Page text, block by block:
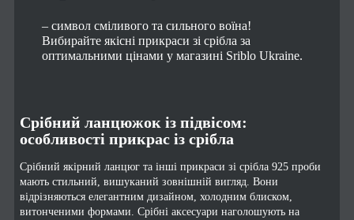
– символ сміливого та сильного воїна!
Вибирайте якісні прикраси зі срібла за
оптимальними цінами у магазині Sriblo Ukraine.
Срібний ланцюжок із підвісом:
особливості прикрас із срібла
Срібний якірний ланцюг та інші прикраси зі срібла 925 проби
мають стильний, вишуканий зовнішній вигляд. Вони
відрізняються елегантним дизайном, холодним блиском,
витонченими формами. Срібні аксесуари наголошують на